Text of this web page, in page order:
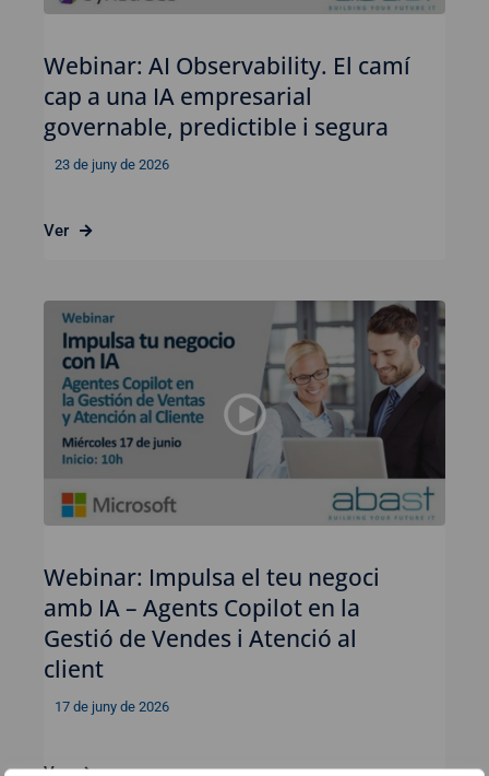
Webinar: AI Observability. El camí
cap a una IA empresarial
governable, predictible i segura
23 de juny de 2026
Ver
Webinar: Impulsa el teu negoci
amb IA – Agents Copilot en la
Gestió de Vendes i Atenció al
client
17 de juny de 2026